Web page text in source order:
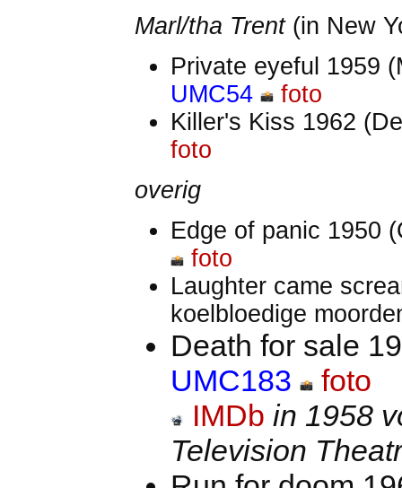
Marl/tha Trent(in New
Private eyeful 1959
UMC54
foto
Killer's Kiss 1962
foto
overig
Edge of panic 1950
foto
Laughter came
koelbloedige
Death for sale
UMC183
foto
IMDb in 1958
Television